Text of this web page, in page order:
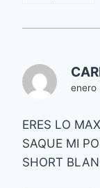
enero
ERES LO
SAQUE MI
SHORT